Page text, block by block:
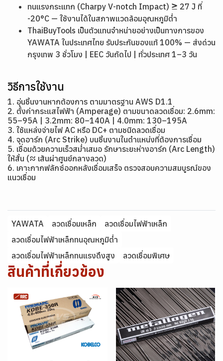
ทนแรงกระแทก (Charpy V-notch Impact) ≥ 27 J ที่
-20°C — ใช้งานได้ในสภาพแวดล้อมอุณหภูมิต่ำ
ThaiBuyTools เป็นตัวแทนจำหน่ายอย่างเป็นทางการของ
YAWATA ในประเทศไทย รับประกันของแท้ 100% — ส่งด่วน
กรุงเทพ 3 ชั่วโมง | EEC วันถัดไป | ทั่วประเทศ 1–3 วัน
วิธีการใช้งาน
1. อุ่นชิ้นงานหากต้องการ ตามมาตรฐาน AWS D1.1
2. ตั้งค่ากระแสไฟฟ้า (Amperage) ตามขนาดลวดเชื่อม: 2.6mm:
55–95A | 3.2mm: 80–140A | 4.0mm: 130–195A
3. ใช้แหล่งจ่ายไฟ AC หรือ DC+ ตามชนิดลวดเชื่อม
4. จุดอาร์ก (Arc Strike) บนชิ้นงานในตำแหน่งที่ต้องการเชื่อม
5. เชื่อมด้วยความเร็วสม่ำเสมอ รักษาระยะห่างอาร์ก (Arc Length)
ให้สั้น (≈ เส้นผ่าศูนย์กลางลวด)
6. เคาะกากฟลักซ์ออกหลังเชื่อมเสร็จ ตรวจสอบความสมบูรณ์ของ
แนวเชื่อม
YAWATA ลวดเชื่อมเหล็ก
ลวดเชื่อมไฟฟ้าเหล็ก
ลวดเชื่อมไฟฟ้าเหล็กทนอุณหภูมิต่ำ
ลวดเชื่อมไฟฟ้าเหล็กทนแรงดึงสูง
ลวดเชื่อมพิเศษ
สินค้าที่เกี่ยวข้อง